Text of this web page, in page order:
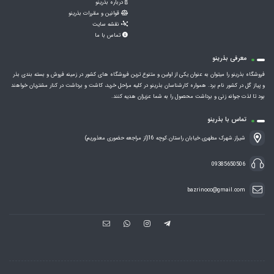
درباره بذرینو
قوانین و مقررات بذرینو
نقشه سایت
تماس با ما
معرفی بذرینو
فروشگاه بذرینو را میتوان به عنوان یکی از اولین و متنوع ترین فروشگاه های کشور در زمینه فروش و بسته بندی بذر
و پیاز گل در کشور نام برد. همواره کارشناسان بذرینو در کلیه مراحل خرید، کاشت و برداشت در کنار مشتریان خواهند
بود تا لذت جوانه زنی و برداشت محصول را به شما عزیزان هدیه کنند.
تماس با بذرینو
شیراز.شهرک مطهری.خیابان راستان.کوچه 16(از مراجعه حضوری معذوریم)
09385650506
bazrinoco@gmail.com